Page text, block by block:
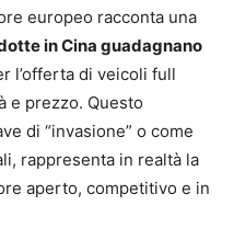
europeo racconta una
in Cina guadagnano
l’offerta di veicoli full
e prezzo. Questo
di “invasione” o come
rappresenta in realtà la
aperto, competitivo e in